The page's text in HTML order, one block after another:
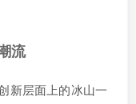
流
新层面上的冰山一